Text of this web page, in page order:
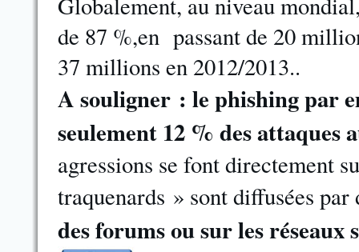
de 87 %,en passant de 20
37 millions en 2012/2013..
A souligner : le phishing par
seulement 12 % des attaques
agressions se font directement
traquenards » sont diffusées par
des forums ou sur les réseaux